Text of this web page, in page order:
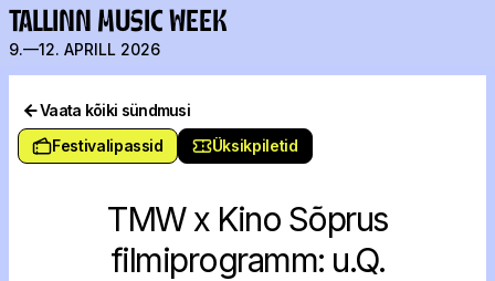
TALLINN MUSIC WEEK
9.—12. APRILL 2026
Vaata kõiki sündmusi
Festivalipassid
Üksikpiletid
TMW x Kino Sõprus
filmiprogramm: u.Q.